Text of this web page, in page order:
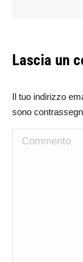
Lascia un
Il tuo indirizzo
sono
Commento